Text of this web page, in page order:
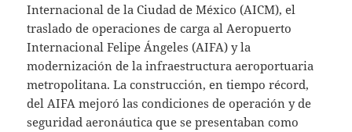
Internacional de la Ciudad de México (AICM), el
traslado de operaciones de carga al Aeropuerto
Internacional Felipe Ángeles (AIFA) y la
modernización de la infraestructura aeroportuaria
metropolitana. La construcción, en tiempo récord,
del AIFA mejoró las condiciones de operación y de
seguridad aeronáutica que se presentaban como